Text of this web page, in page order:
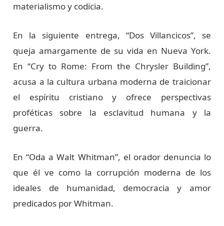
materialismo y codicia.
En la siguiente entrega, “Dos Villancicos”, se
queja amargamente de su vida en Nueva York.
En “Cry to Rome: From the Chrysler Building”,
acusa a la cultura urbana moderna de traicionar
el espíritu cristiano y ofrece perspectivas
proféticas sobre la esclavitud humana y la
guerra.
En “Oda a Walt Whitman”, el orador denuncia lo
que él ve como la corrupción moderna de los
ideales de humanidad, democracia y amor
predicados por Whitman.